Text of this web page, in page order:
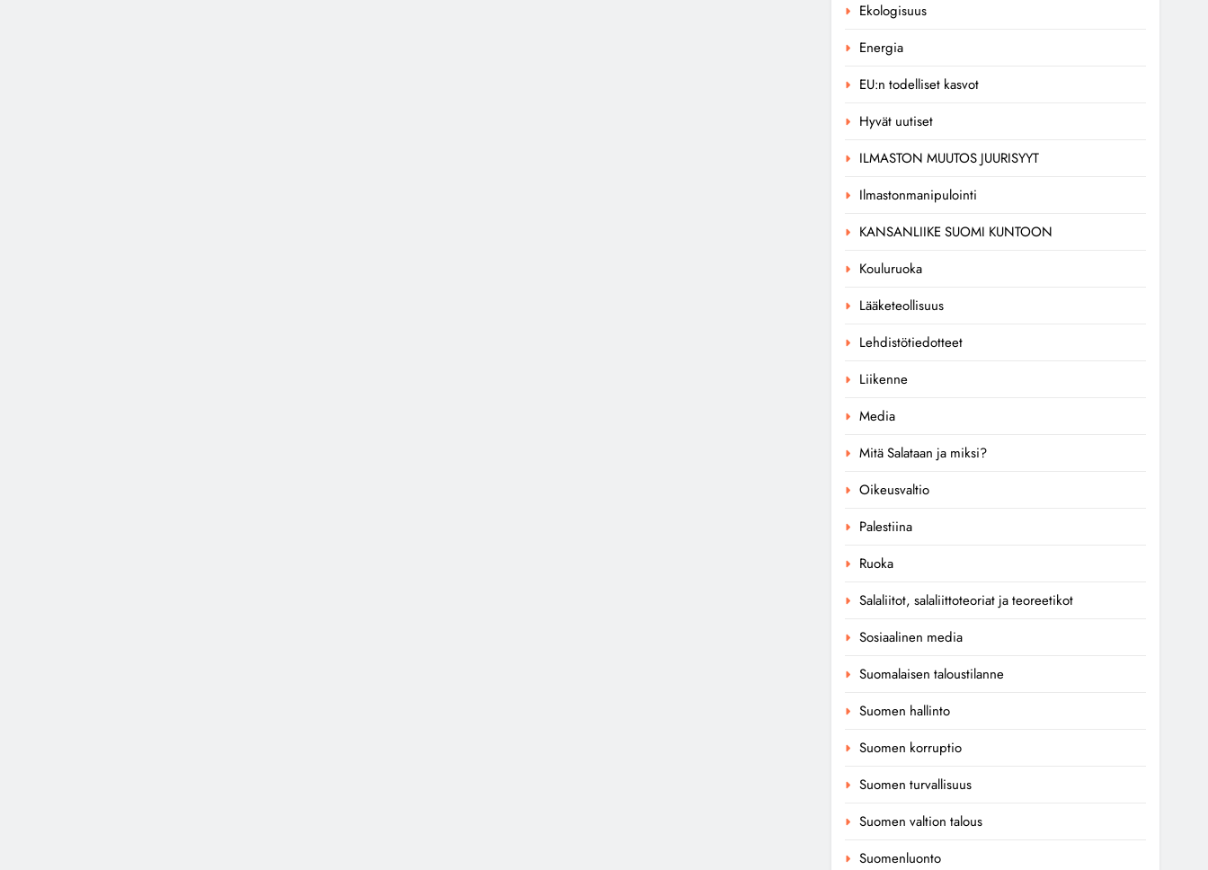
Ekologisuus
Energia
EU:n todelliset kasvot
Hyvät uutiset
ILMASTON MUUTOS JUURISYYT
Ilmastonmanipulointi
KANSANLIIKE SUOMI KUNTOON
Kouluruoka
Lääketeollisuus
Lehdistötiedotteet
Liikenne
Media
Mitä Salataan ja miksi?
Oikeusvaltio
Palestiina
Ruoka
Salaliitot, salaliittoteoriat ja teoreetikot
Sosiaalinen media
Suomalaisen taloustilanne
Suomen hallinto
Suomen korruptio
Suomen turvallisuus
Suomen valtion talous
Suomenluonto